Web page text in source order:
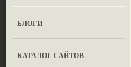
БЛОГИ
КАТАЛОГ САЙТОВ